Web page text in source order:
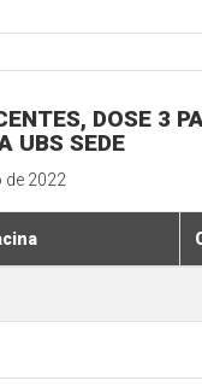
DOSE 3
UBS SEDE
de 2022